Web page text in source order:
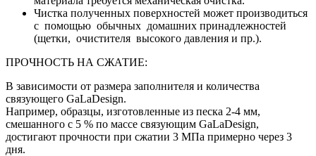
Чистка полученных поверхностей может производиться
с помощью обычных домашних принадлежностей
(щетки, очистителя высокого давления и пр.).
ПРОЧНОСТЬ НА СЖАТИЕ:
В зависимости от размера заполнителя и количества
связующего GaLaDesign.
Например, образцы, изготовленные из песка 2-4 мм,
смешанного с 5 % по массе связующим GaLaDesign,
достигают прочности при сжатии 3 МПа примерно через 3
дня.